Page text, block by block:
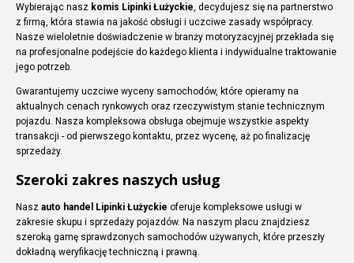
Wybierając nasz komis Lipinki Łużyckie, decydujesz się na partnerstwo
z firmą, która stawia na jakość obsługi i uczciwe zasady współpracy.
Nasze wieloletnie doświadczenie w branży motoryzacyjnej przekłada się
na profesjonalne podejście do każdego klienta i indywidualne traktowanie
jego potrzeb.
Gwarantujemy uczciwe wyceny samochodów, które opieramy na
aktualnych cenach rynkowych oraz rzeczywistym stanie technicznym
pojazdu. Nasza kompleksowa obsługa obejmuje wszystkie aspekty
transakcji - od pierwszego kontaktu, przez wycenę, aż po finalizację
sprzedaży.
Szeroki zakres naszych usług
Nasz auto handel Lipinki Łużyckie oferuje kompleksowe usługi w
zakresie skupu i sprzedaży pojazdów. Na naszym placu znajdziesz
szeroką gamę sprawdzonych samochodów używanych, które przeszły
dokładną weryfikację techniczną i prawną.